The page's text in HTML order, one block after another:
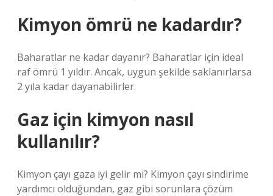
Kimyon ömrü ne kadardır?
Baharatlar ne kadar dayanır? Baharatlar için ideal
raf ömrü 1 yıldır. Ancak, uygun şekilde saklanırlarsa
2 yıla kadar dayanabilirler.
Gaz için kimyon nasıl
kullanılır?
Kimyon çayı gaza iyi gelir mi? Kimyon çayı sindirime
yardımcı olduğundan, gaz gibi sorunlara çözüm